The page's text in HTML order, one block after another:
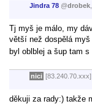
Jindra 78 @drobek
Tj myš je málo, my
větší než dospělá
byl oblblej a šup tam s
nici [83.240.70.xxx]
děkuji za rady:) takže